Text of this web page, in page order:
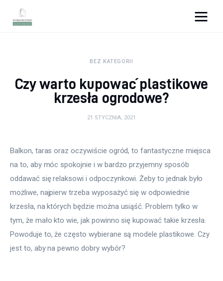
Remont
Salon
Sypialnia
BEZ KATEGORII
Czy warto kupować plastikowe
krzesła ogrodowe?
21 STYCZNIA, 2021
Balkon, taras oraz oczywiście ogród, to fantastyczne miejsca
na to, aby móc spokojnie i w bardzo przyjemny sposób
oddawać się relaksowi i odpoczynkowi. Żeby to jednak było
możliwe, najpierw trzeba wyposażyć się w odpowiednie
krzesła, na których będzie można usiąść. Problem tylko w
tym, że mało kto wie, jak powinno się kupować takie krzesła.
Powoduje to, że często wybierane są modele plastikowe. Czy
jest to, aby na pewno dobry wybór?